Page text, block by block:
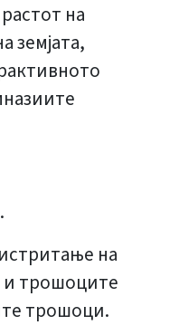
на
земјата,
на
и трошоците
трошоци.